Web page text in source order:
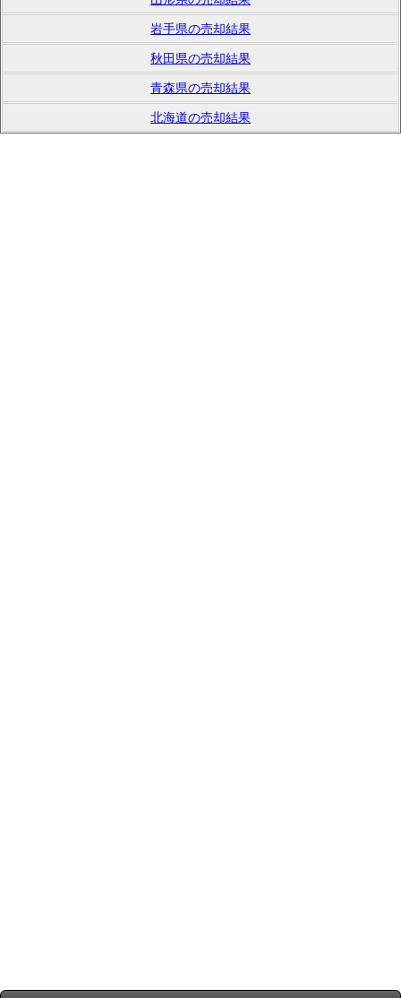
岩手県の売却結果
秋田県の売却結果
青森県の売却結果
北海道の売却結果